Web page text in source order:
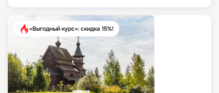
«Выгодный курс»: скидка 15%!